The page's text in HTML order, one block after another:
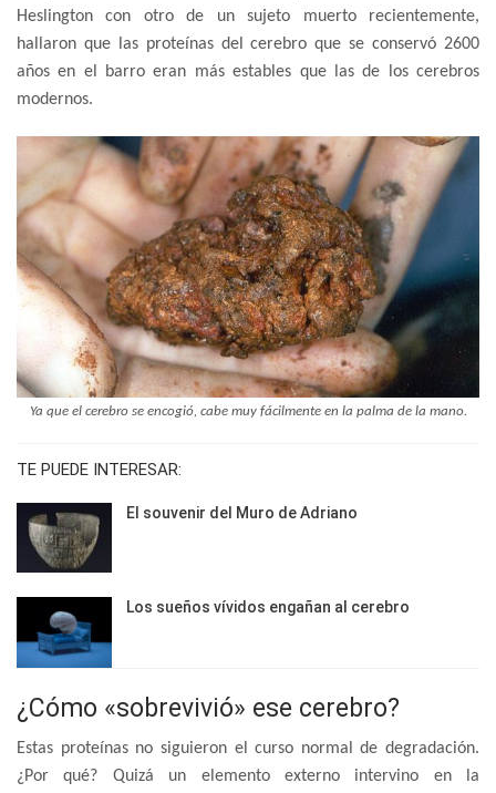
Heslington con otro de un sujeto muerto recientemente,
hallaron que las proteínas del cerebro que se conservó 2600
años en el barro eran más estables que las de los cerebros
modernos.
Ya que el cerebro se encogió, cabe muy fácilmente en la palma de la mano.
TE PUEDE INTERESAR:
El souvenir del Muro de Adriano
Los sueños vívidos engañan al cerebro
¿Cómo «sobrevivió» ese cerebro?
Estas proteínas no siguieron el curso normal de degradación.
¿Por qué? Quizá un elemento externo intervino en la